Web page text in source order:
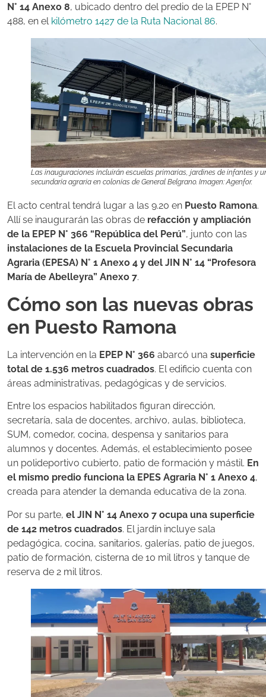
N° 14 Anexo 8, ubicado dentro del predio de la EPEP N°
488, en el kilómetro 1427 de la Ruta Nacional 86.
Las inauguraciones incluirán escuelas primarias, jardines de infantes y
secundaria agraria en colonias de General Belgrano. Imagen: Agenfor.
El acto central tendrá lugar a las 9.20 en Puesto Ramona.
Allí se inaugurarán las obras de refacción y ampliación
de la EPEP N° 366 “República del Perú”, junto con las
instalaciones de la Escuela Provincial Secundaria
Agraria (EPESA) N° 1 Anexo 4 y del JIN N° 14 “Profesora
María de Abelleyra” Anexo 7.
Cómo son las nuevas obras
en Puesto Ramona
La intervención en la EPEP N° 366 abarcó una superficie
total de 1.536 metros cuadrados. El edificio cuenta con
áreas administrativas, pedagógicas y de servicios.
Entre los espacios habilitados figuran dirección,
secretaría, sala de docentes, archivo, aulas, biblioteca,
SUM, comedor, cocina, despensa y sanitarios para
alumnos y docentes. Además, el establecimiento posee
un polideportivo cubierto, patio de formación y mástil. En
el mismo predio funciona la EPES Agraria N° 1 Anexo 4,
creada para atender la demanda educativa de la zona.
Por su parte, el JIN N° 14 Anexo 7 ocupa una superficie
de 142 metros cuadrados. El jardín incluye sala
pedagógica, cocina, sanitarios, galerías, patio de juegos,
patio de formación, cisterna de 10 mil litros y tanque de
reserva de 2 mil litros.